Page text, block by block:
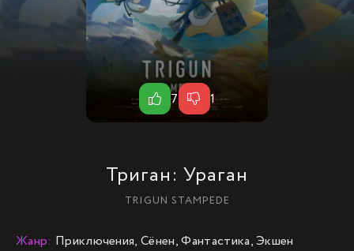
Триган: Ураган
TRIGUN STAMPEDE
7 1
Жанр: Приключения, Сёнен, Фантастика, Экшен